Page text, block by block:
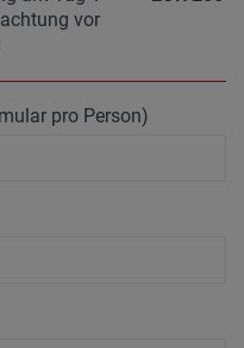
vor
pro Person)